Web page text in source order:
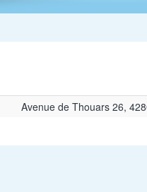
Avenue de Thouars 26,